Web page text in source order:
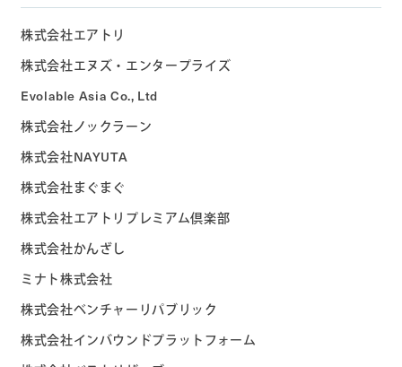
株式会社エアトリ
株式会社エヌズ・エンタープライズ
Evolable Asia Co., Ltd
株式会社ノックラーン
株式会社NAYUTA
株式会社まぐまぐ
株式会社エアトリプレミアム倶楽部
株式会社かんざし
ミナト株式会社
株式会社ベンチャーリパブリック
株式会社インバウンドプラットフォーム